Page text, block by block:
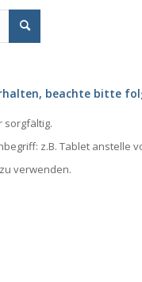
beachte bitte
sorgfältig.
z.B. Tablet anstelle
verwenden.